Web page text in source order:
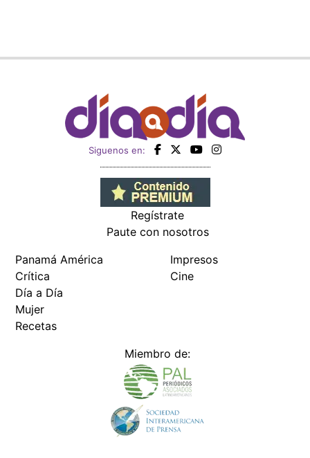
Siguenos en:
Regístrate
Paute con nosotros
Panamá América
Crítica
Día a Día
Mujer
Recetas
Impresos
Cine
Miembro de: